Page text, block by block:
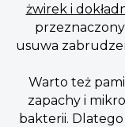
żwirek i
usuwa
Warto też
zapachy i
bakterii.